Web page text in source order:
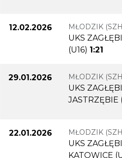
12.02.2026 MŁODZIK
UKS
(U16) 1:21
29.01.2026 MŁODZIK
UKS
JASTRZĘBIE
22.01.2026 MŁODZIK
UKS
KATOWICE